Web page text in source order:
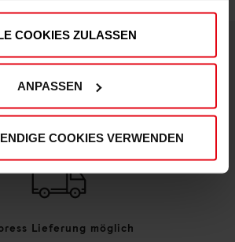
COOKIES ZULASSEN
ANPASSEN
COOKIES VERWENDEN
IN UNSEREM SHOP
Lieferung möglich